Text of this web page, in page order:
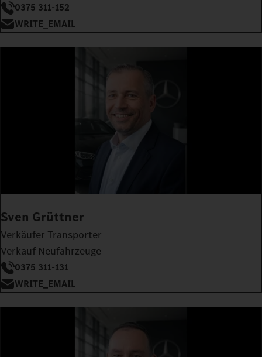
0375 311-152
WRITE_EMAIL
Sven Grüttner
Verkäufer Transporter
Verkauf Neufahrzeuge
0375 311-131
WRITE_EMAIL